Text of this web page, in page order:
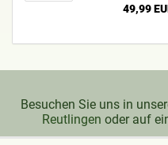
49,99
Besuchen Sie uns in
Reutlingen oder auf